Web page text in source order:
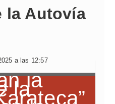
la Autovía
a las 12:57